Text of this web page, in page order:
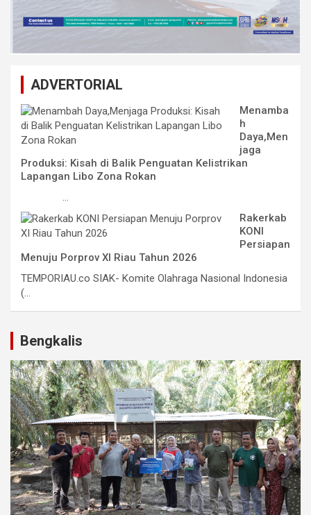
ADVERTORIAL
Menamba
h
Daya,Men
jaga
Produksi: Kisah di Balik Penguatan Kelistrikan
Lapangan Libo Zona Rokan
...
Rakerkab
KONI
Persiapan
Menuju Porprov XI Riau Tahun 2026
TEMPORIAU.co SIAK- Komite Olahraga Nasional Indonesia
(...
Bengkalis